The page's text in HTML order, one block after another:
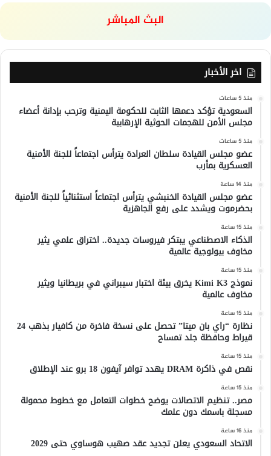
البث المباشر
اخر الأخبار
منذ 5 ساعات
السعودية تؤكد دعمها الثابت للحكومة اليمنية وترحب بإدانة أعضاء
مجلس الأمن للهجمات الحوثية الإرهابية
منذ 5 ساعات
عضو مجلس القيادة سلطان العرادة يترأس اجتماعاً للجنة الأمنية
العسكرية بمأرب
منذ 14 ساعة
عضو مجلس القيادة الخنبشي يترأس اجتماعاً استثنائياً للجنة الأمنية
بحضرموت ويشدد على رفع الجاهزية
منذ 15 ساعة
الذكاء الاصطناعي يبتكر فيروسات جديدة.. اختراق علمي يثير
مخاوف بيولوجية عالمية
منذ 15 ساعة
نموذج Kimi K3 يخرق بيئة اختبار سيبراني في بريطانيا ويثير
مخاوف عالمية
منذ 15 ساعة
نظارة “راي بان ميتا” تحصل على نسخة فاخرة من كافيار بذهب 24
قيراط وحافظة جلد تمساح
منذ 15 ساعة
نقص في ذاكرة DRAM يهدد توافر آيفون 18 برو عند الإطلاق
منذ 15 ساعة
مصر.. تنظيم الاتصالات يوضح خطوات التعامل مع خطوط محمولة
مسجلة باسمك دون علمك
منذ 16 ساعة
الاتحاد السعودي يعلن تجديد عقد صهيب هوساوي حتى 2029